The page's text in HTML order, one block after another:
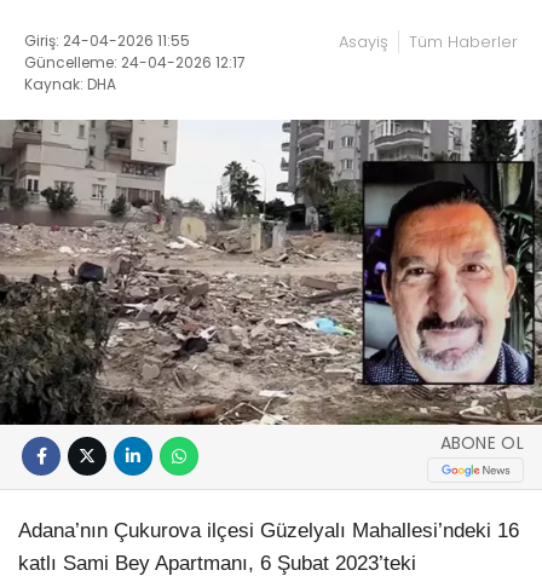
Giriş: 24-04-2026 11:55
Güncelleme: 24-04-2026 12:17
Kaynak: DHA
Asayiş Tüm Haberler
ABONE OL
Adana’nın Çukurova ilçesi Güzelyalı Mahallesi’ndeki 16
katlı Sami Bey Apartmanı, 6 Şubat 2023’teki